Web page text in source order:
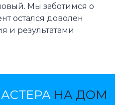
Мы заботимся о
остался доволен
и результатами
НА ДОМ